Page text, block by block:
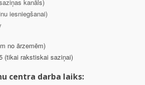
kanāls)
iesniegšanai)
no ārzemēm)
(tikai rakstiskai saziņai)
centra darba laiks: